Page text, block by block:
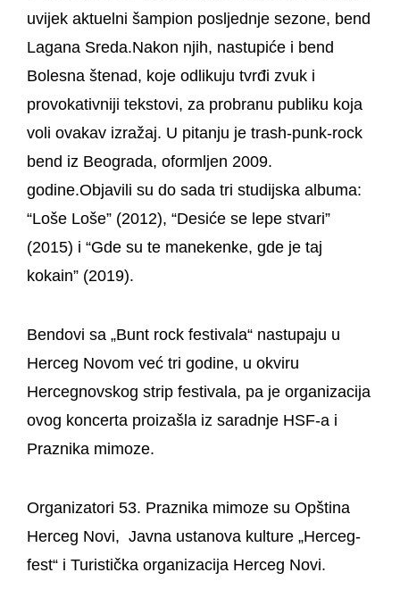
uvijek aktuelni šampion posljednje sezone, bend
Lagana Sreda.Nakon njih, nastupiće i bend
Bolesna štenad, koje odlikuju tvrđi zvuk i
provokativniji tekstovi, za probranu publiku koja
voli ovakav izražaj. U pitanju je trash-punk-rock
bend iz Beograda, oformljen 2009.
godine.Objavili su do sada tri studijska albuma:
“Loše Loše” (2012), “Desiće se lepe stvari”
(2015) i “Gde su te manekenke, gde je taj
kokain” (2019).
Bendovi sa „Bunt rock festivala“ nastupaju u
Herceg Novom već tri godine, u okviru
Hercegnovskog strip festivala, pa je organizacija
ovog koncerta proizašla iz saradnje HSF-a i
Praznika mimoze.
Organizatori 53. Praznika mimoze su Opština
Herceg Novi, Javna ustanova kulture „Herceg-
fest“ i Turistička organizacija Herceg Novi.